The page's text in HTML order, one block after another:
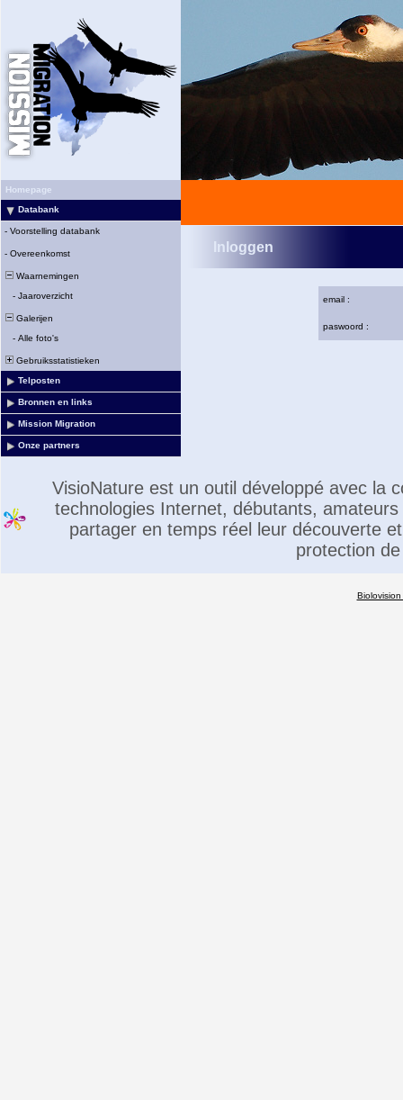
Homepage
Databank
- Voorstelling databank
- Overeenkomst
Waarnemingen
- Jaaroverzicht
Galerijen
- Alle foto's
Gebruiksstatistieken
Telposten
Bronnen en links
Mission Migration
Onze partners
Inloggen
email :
paswoord :
VisioNature est un outil développé avec la
technologies Internet, débutants,
partager en temps réel leur découverte
protection
Biolovision